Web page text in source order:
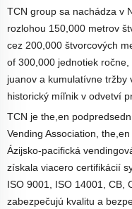
TCN group sa nachádza v
rozlohou 150 000 metrov
cez 200 000 štvorcových
of 300 000 jednotiek ročne,
juanov a kumulatívne tržby
historický míľnik v odvetví
TCN je the,en
Vending Association, the,en
Ázijsko-pacifická
získala viacero certifikácií
ISO 9001, ISO 14001, CB,
zabezpečujú kvalitu a